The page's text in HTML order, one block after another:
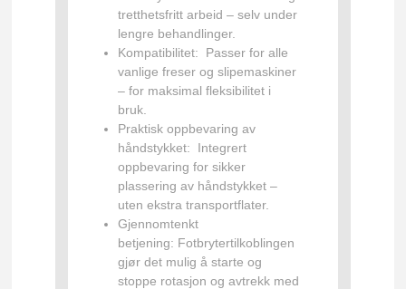
tretthetsfritt arbeid – selv under
lengre behandlinger.
Kompatibilitet: Passer for alle
vanlige freser og slipemaskiner
– for maksimal fleksibilitet i
bruk.
Praktisk oppbevaring av
håndstykket: Integrert
oppbevaring for sikker
plassering av håndstykket –
uten ekstra transportflater.
Gjennomtenkt
betjening: Fotbrytertilkoblingen
gjør det mulig å starte og
stoppe rotasjon og avtrekk med